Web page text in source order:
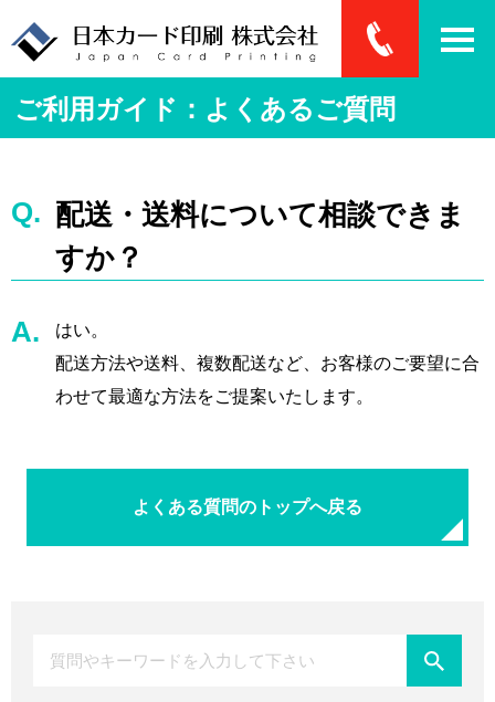
ご利用ガイド：よくあるご質問
配送・送料について相談できま
すか？
はい。
配送方法や送料、複数配送など、お客様のご要望に合
わせて最適な方法をご提案いたします。
よくある質問のトップへ戻る